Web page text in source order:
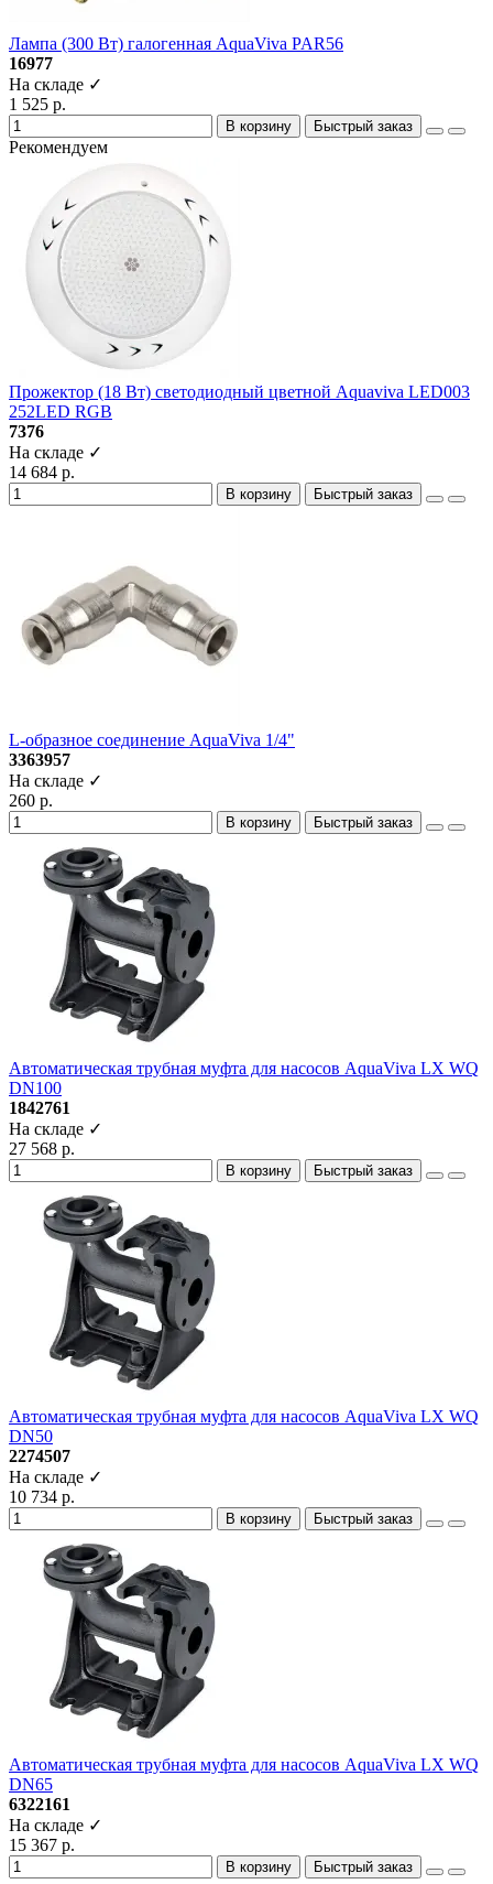
Лампа (300 Вт) галогенная AquaViva PAR56
16977
На складе ✓
1 525 р.
В корзину Быстрый заказ
Рекомендуем
Прожектор (18 Вт) светодиодный цветной Aquaviva LED003
252LED RGB
7376
На складе ✓
14 684 р.
В корзину Быстрый заказ
L-образное соединение AquaViva 1/4"
3363957
На складе ✓
260 р.
В корзину Быстрый заказ
Автоматическая трубная муфта для насосов AquaViva LX WQ
DN100
1842761
На складе ✓
27 568 р.
В корзину Быстрый заказ
Автоматическая трубная муфта для насосов AquaViva LX WQ
DN50
2274507
На складе ✓
10 734 р.
В корзину Быстрый заказ
Автоматическая трубная муфта для насосов AquaViva LX WQ
DN65
6322161
На складе ✓
15 367 р.
В корзину Быстрый заказ